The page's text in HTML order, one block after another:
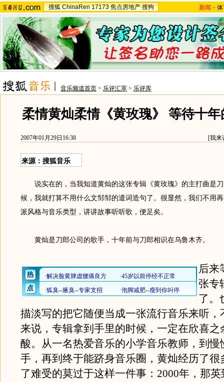
搜狐 ChinaRen 17173 焦点房地产 搜狗 新闻 -
音乐频道首页 > 乐评汇萃 > 乐评库
柔情黄灿柔情《黄玫瑰》 等待十
2007年01月29日16:38 [我来
来源：搜狐音乐
说实在的，当我知道黄灿的这张专辑《黄玫瑰》的主打曲是刀
候，我就打算不用什么文邹邹的遣词造句了。很显然，我们不用
派风格与音乐类型，讲讲故事听听歌，便足矣。
黄灿是刀郎公司的歌手，十年前与刀郎相识在乌鲁木齐。
后来
张专
了。
描淡写的把它随便当成一张流行音乐来听，
来说，专辑拿到手里的时候，一定在欣喜之
酸。从一名热爱音乐的小学音乐教师，到慢
手，再到终于能跻身音乐圈，黄灿经历了很
了难受的莫过于这样一件事：2000年，那